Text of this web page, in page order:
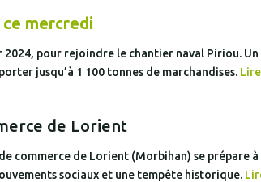
mercredi
pour rejoindre le chantier naval Piriou. Un
jusqu’à 1 100 tonnes de marchandises.
de Lorient
commerce de Lorient (Morbihan) se prépare à
sociaux et une tempête historique.